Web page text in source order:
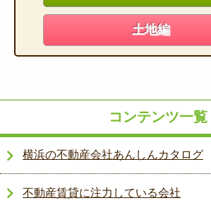
土地編
コンテンツ一覧
横浜の不動産会社あんしんカタログ
不動産賃貸に注力している会社